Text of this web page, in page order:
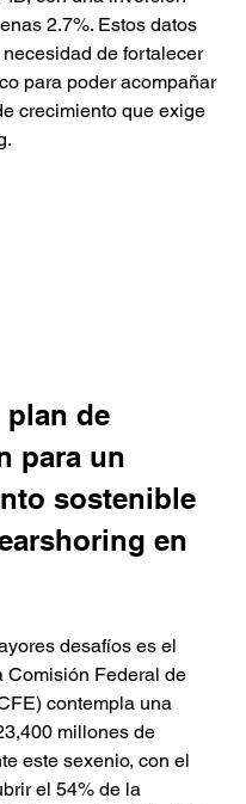
2.7%. Estos datos
de fortalecer
para poder acompañar
crecimiento que exige
plan de
para un
sostenible
en
desafíos es el
Comisión Federal de
contempla una
millones de
este sexenio, con el
el 54% de la